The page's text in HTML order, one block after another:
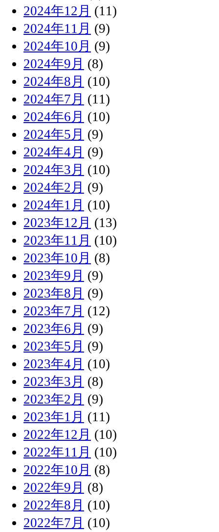
2024年12月 (11)
2024年11月 (9)
2024年10月 (9)
2024年9月 (8)
2024年8月 (10)
2024年7月 (11)
2024年6月 (10)
2024年5月 (9)
2024年4月 (9)
2024年3月 (10)
2024年2月 (9)
2024年1月 (10)
2023年12月 (13)
2023年11月 (10)
2023年10月 (8)
2023年9月 (9)
2023年8月 (9)
2023年7月 (12)
2023年6月 (9)
2023年5月 (9)
2023年4月 (10)
2023年3月 (8)
2023年2月 (9)
2023年1月 (11)
2022年12月 (10)
2022年11月 (10)
2022年10月 (8)
2022年9月 (8)
2022年8月 (10)
2022年7月 (10)